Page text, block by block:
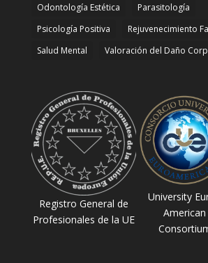
Odontología Estética
Parasitología
Psicología Positiva
Rejuvenecimiento
Salud Mental
Valoración del Daño
Registro General de
Profesionales de la UE
University
American